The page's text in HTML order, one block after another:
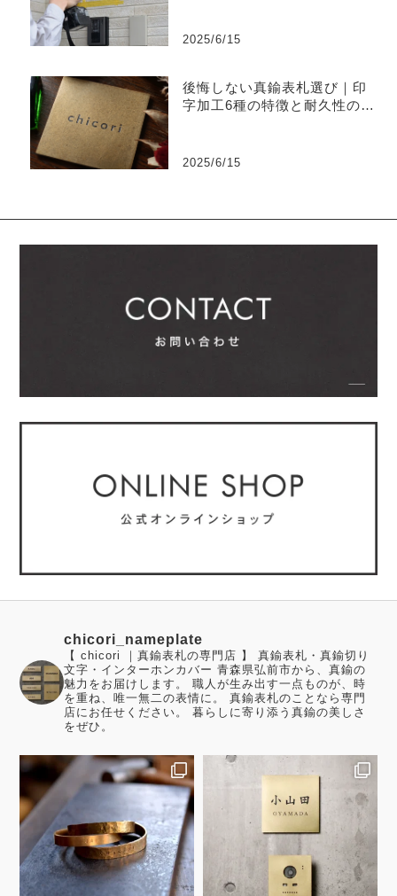
2025/6/15
後悔しない真鍮表札選び｜印
字加工6種の特徴と耐久性の違
2025/6/15
chicori_nameplate
【 chicori ｜真鍮表札の専門店 】 真鍮表札・真鍮切り
文字・インターホンカバー 青森県弘前市から、真鍮の
魅力をお届けします。 職人が生み出す一点ものが、時
を重ね、唯一無二の表情に。 真鍮表札のことなら専門
店にお任せください。 暮らしに寄り添う真鍮の美しさ
をぜひ。